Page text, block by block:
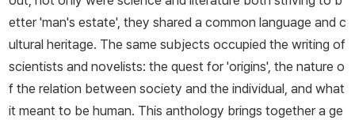
etter 'man's estate', they shared a common language and c
ultural heritage. The same subjects occupied the writing of
scientists and novelists: the quest for 'origins', the nature o
f the relation between society and the individual, and what
it meant to be human. This anthology brings together a ge